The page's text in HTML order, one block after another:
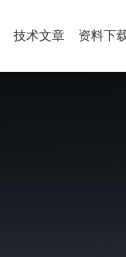
技术文章 资料下